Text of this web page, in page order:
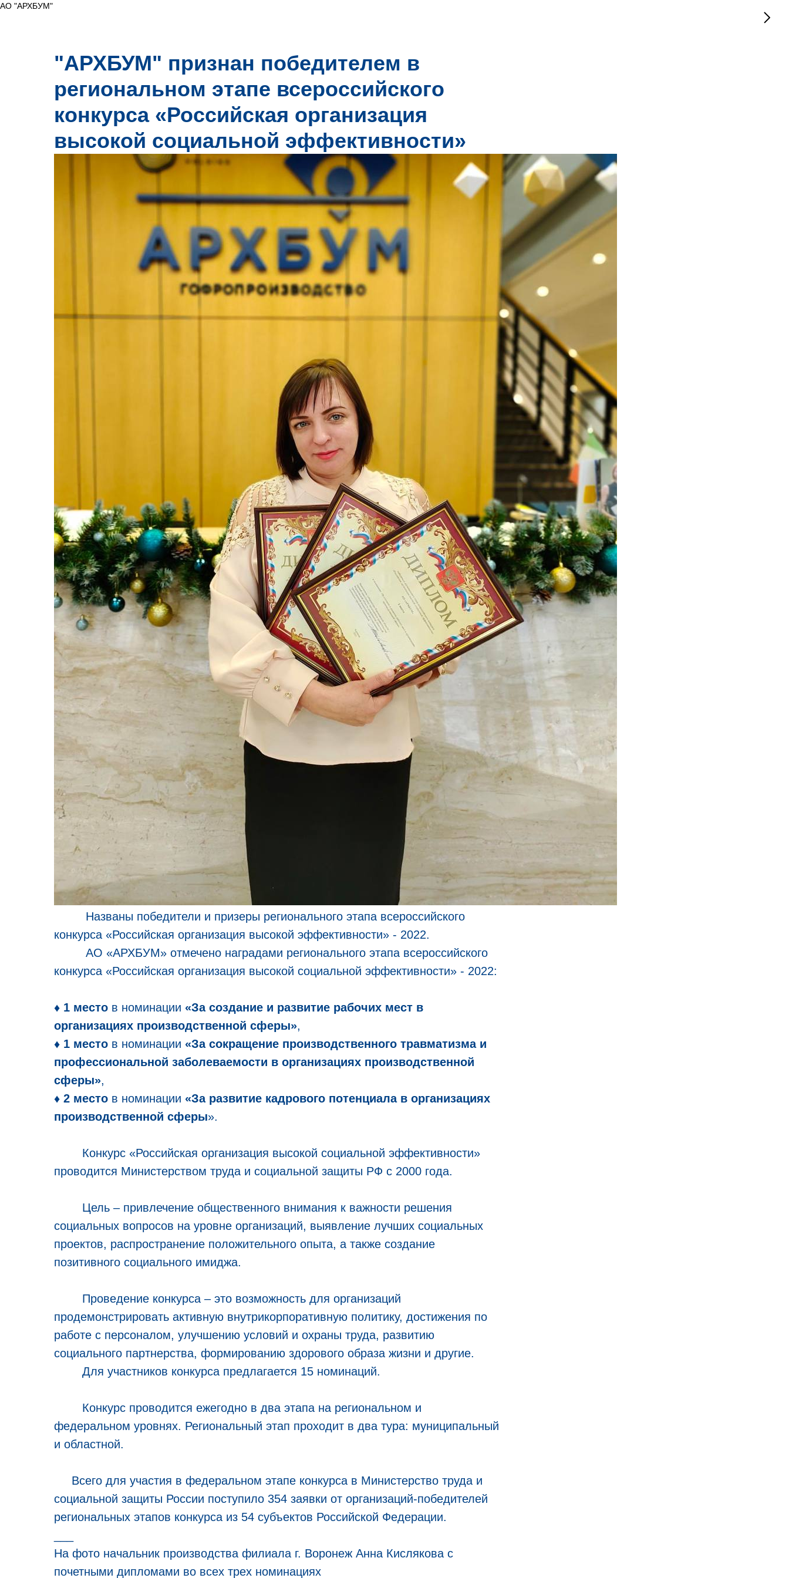
АО "АРХБУМ"
"АРХБУМ" признан победителем в
региональном этапе всероссийского
конкурса «Российская организация
высокой социальной эффективности»
Названы победители и призеры регионального этапа всероссийского
конкурса «Российская организация высокой эффективности» - 2022.
АО «АРХБУМ» отмечено наградами регионального этапа всероссийского
конкурса «Российская организация высокой социальной эффективности» - 2022:
♦ 1 место в номинации «За создание и развитие рабочих мест в
организациях производственной сферы»,
♦ 1 место в номинации «За сокращение производственного травматизма и
профессиональной заболеваемости в организациях производственной
сферы»,
♦ 2 место в номинации «За развитие кадрового потенциала в организациях
производственной сферы».
Конкурс «Российская организация высокой социальной эффективности»
проводится Министерством труда и социальной защиты РФ с 2000 года.
Цель – привлечение общественного внимания к важности решения
социальных вопросов на уровне организаций, выявление лучших социальных
проектов, распространение положительного опыта, а также создание
позитивного социального имиджа.
Проведение конкурса – это возможность для организаций
продемонстрировать активную внутрикорпоративную политику, достижения по
работе с персоналом, улучшению условий и охраны труда, развитию
социального партнерства, формированию здорового образа жизни и другие.
Для участников конкурса предлагается 15 номинаций.
Конкурс проводится ежегодно в два этапа на региональном и
федеральном уровнях. Региональный этап проходит в два тура: муниципальный
и областной.
Всего для участия в федеральном этапе конкурса в Министерство труда и
социальной защиты России поступило 354 заявки от организаций-победителей
региональных этапов конкурса из 54 субъектов Российской Федерации.
На фото начальник производства филиала г. Воронеж Анна Кислякова с
почетными дипломами во всех трех номинациях